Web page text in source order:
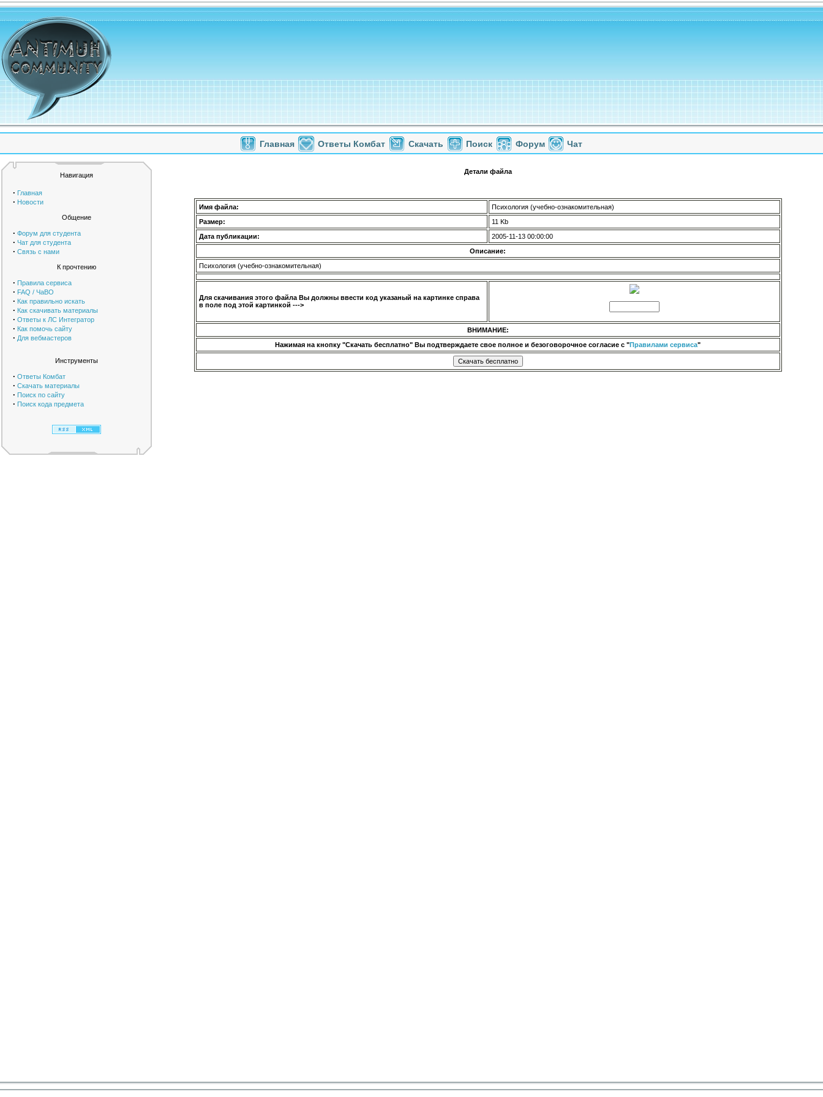
Главная Ответы Комбат Скачать Поиск Форум Чат
Навигация
· Главная
· Новости
Общение
· Форум для студента
· Чат для студента
· Связь с нами
К прочтению
· Правила сервиса
· FAQ / ЧаВО
· Как правильно искать
· Как скачивать материалы
· Ответы к ЛС Интегратор
· Как помочь сайту
· Для вебмастеров
Инструменты
· Ответы Комбат
· Скачать материалы
· Поиск по сайту
· Поиск кода предмета
Детали файла
Имя файла:
Психология (учебно-ознакомительная)
Размер:
11 Kb
Дата публикации:
2005-11-13 00:00:00
Описание:
Психология (учебно-ознакомительная)
Для скачивания этого файла Вы должны ввести код указаный на картинке справа
в поле под этой картинкой --->
ВНИМАНИЕ:
Нажимая на кнопку "Скачать бесплатно" Вы подтверждаете свое полное и безоговорочное согласие с "Правилами сервиса"